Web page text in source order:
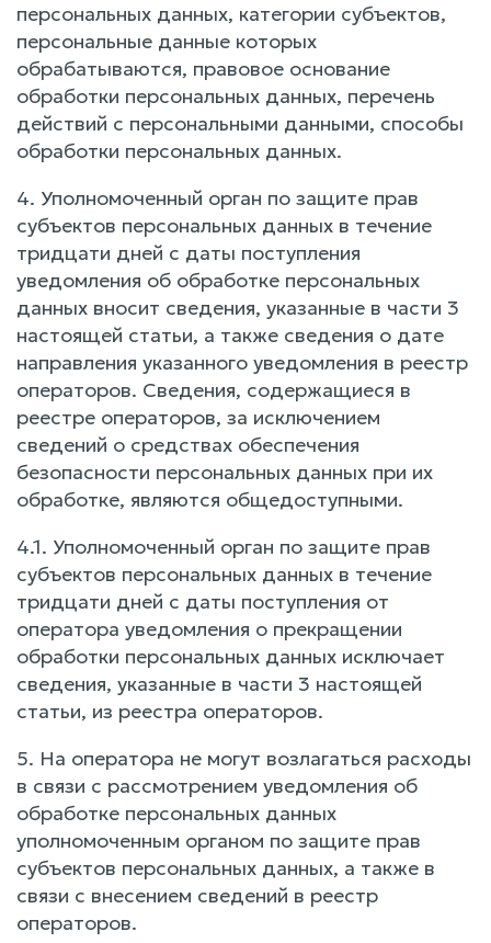
персональных данных, категории субъектов,
персональные данные которых
обрабатываются, правовое основание
обработки персональных данных, перечень
действий с персональными данными, способы
обработки персональных данных.
4. Уполномоченный орган по защите прав
субъектов персональных данных в течение
тридцати дней с даты поступления
уведомления об обработке персональных
данных вносит сведения, указанные в части 3
настоящей статьи, а также сведения о дате
направления указанного уведомления в реестр
операторов. Сведения, содержащиеся в
реестре операторов, за исключением
сведений о средствах обеспечения
безопасности персональных данных при их
обработке, являются общедоступными.
4.1. Уполномоченный орган по защите прав
субъектов персональных данных в течение
тридцати дней с даты поступления от
оператора уведомления о прекращении
обработки персональных данных исключает
сведения, указанные в части 3 настоящей
статьи, из реестра операторов.
5. На оператора не могут возлагаться расходы
в связи с рассмотрением уведомления об
обработке персональных данных
уполномоченным органом по защите прав
субъектов персональных данных, а также в
связи с внесением сведений в реестр
операторов.